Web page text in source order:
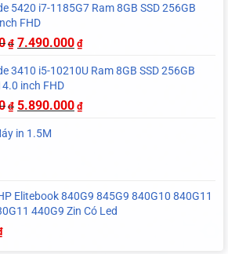
5420 i7-1185G7 Ram 8GB SSD 256GB
FHD
₫ 7.490.000 ₫
3410 i5-10210U Ram 8GB SSD 256GB
inch FHD
₫ 5.890.000 ₫
in 1.5M
Elitebook 840G9 845G9 840G10 840G11
440G9 Zin Có Led